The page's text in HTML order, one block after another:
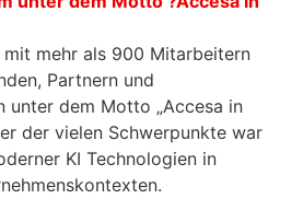
mehr als 900 Mitarbeitern
Partnern und
unter dem Motto „Accesa in
der vielen Schwerpunkte war
KI Technologien in